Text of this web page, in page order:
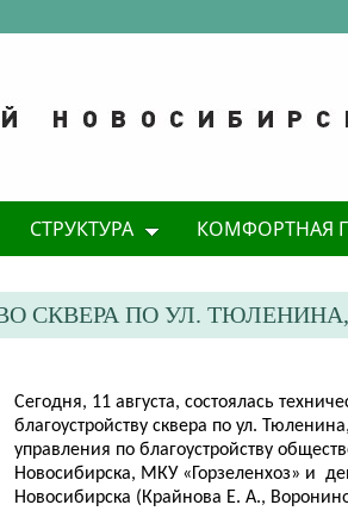
СТРУКТУРА КОМФОРТНАЯ
СКВЕРА ПО УЛ.
Сегодня, 11 августа, состоялась
благоустройству сквера по ул.
управления по благоустройству
Новосибирска, МКУ «Горзеленхоз» и
Новосибирска (Крайнова Е. А.,